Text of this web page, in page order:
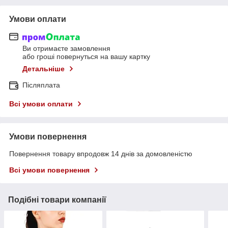
Умови оплати
Ви отримаєте замовлення
або гроші повернуться на вашу картку
Детальніше
Післяплата
Всі умови оплати
Умови повернення
Повернення товару впродовж 14 днів за домовленістю
Всі умови повернення
Подібні товари компанії